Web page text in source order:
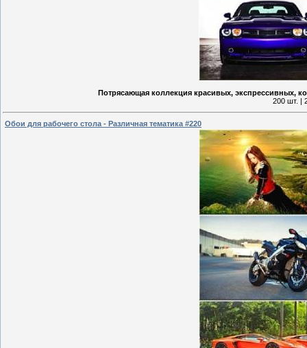
Потрясающая коллекция красивых, экспрессивных,
200 шт. |
Обои для рабочего стола - Различная тематика #220